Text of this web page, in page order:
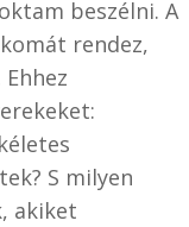
beszélni. A
rendez,
Ehhez
S milyen
akiket